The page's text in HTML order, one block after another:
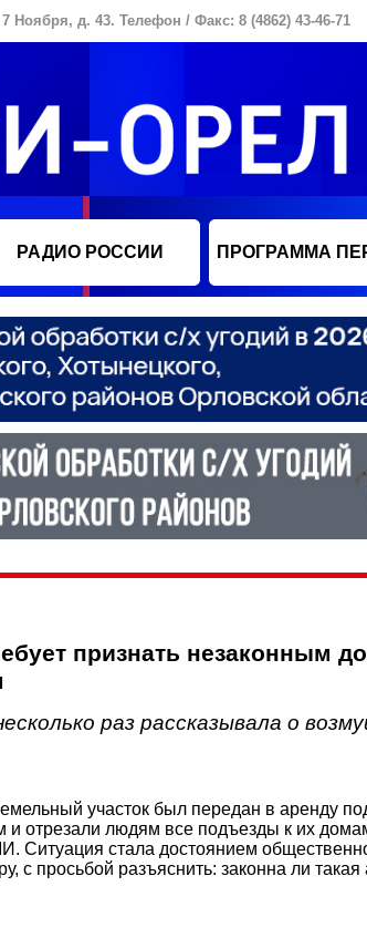
Ноября, д. 43. Телефон / Факс: 8 (4862) 43-46-71
РАДИО РОССИИ ПРОГРАММА
признать незаконным
раз рассказывала о
участок был передан в аренду
и отрезали людям все подъезды к их
Ситуация стала достоянием
с просьбой разъяснить: законна ли